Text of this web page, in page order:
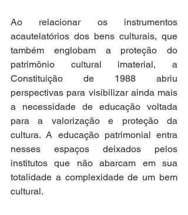
Ao relacionar os instrumentos
acautelatórios dos bens culturais, que
também englobam a proteção do
patrimônio cultural imaterial, a
Constituição de 1988 abriu
perspectivas para visibilizar ainda mais
a necessidade de educação voltada
para a valorização e proteção da
cultura. A educação patrimonial entra
nesses espaços deixados pelos
institutos que não abarcam em sua
totalidade a complexidade de um bem
cultural.